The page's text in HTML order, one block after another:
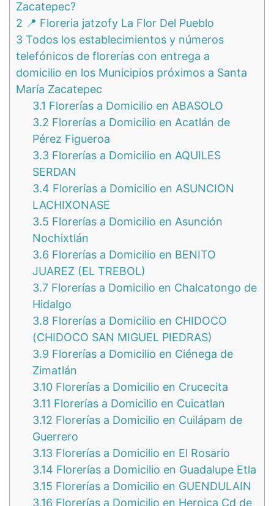
Zacatepec?
2 📍 Floreria jatzofy La Flor Del Pueblo
3 Todos los establecimientos y números
telefónicos de florerías con entrega a
domicilio en los Municipios próximos a Santa
María Zacatepec
3.1 Florerías a Domicilio en ABASOLO
3.2 Florerías a Domicilio en Acatlán de
Pérez Figueroa
3.3 Florerías a Domicilio en AQUILES
SERDAN
3.4 Florerías a Domicilio en ASUNCION
LACHIXONASE
3.5 Florerías a Domicilio en Asunción
Nochixtlán
3.6 Florerías a Domicilio en BENITO
JUAREZ (EL TREBOL)
3.7 Florerías a Domicilio en Chalcatongo de
Hidalgo
3.8 Florerías a Domicilio en CHIDOCO
(CHIDOCO SAN MIGUEL PIEDRAS)
3.9 Florerías a Domicilio en Ciénega de
Zimatlán
3.10 Florerías a Domicilio en Crucecita
3.11 Florerías a Domicilio en Cuicatlan
3.12 Florerías a Domicilio en Cuilápam de
Guerrero
3.13 Florerías a Domicilio en El Rosario
3.14 Florerías a Domicilio en Guadalupe Etla
3.15 Florerías a Domicilio en GUENDULAIN
3.16 Florerías a Domicilio en Heroica Cd de